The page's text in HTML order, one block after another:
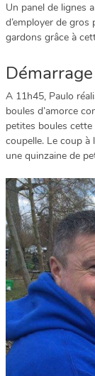
Un panel de lignes
d’employer de
gardons grâce à
A 11h45, Paulo
boules d’amorce
petites boules
coupelle. Le coup à
une quinzaine de